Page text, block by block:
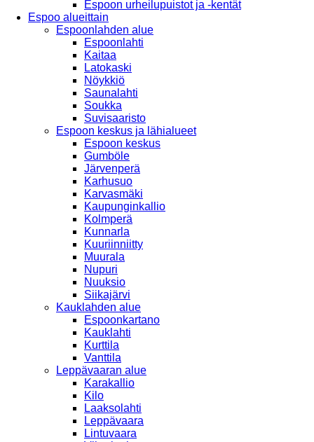
Espoon urheilupuistot ja -kentät
Espoo alueittain
Espoonlahden alue
Espoonlahti
Kaitaa
Latokaski
Nöykkiö
Saunalahti
Soukka
Suvisaaristo
Espoon keskus ja lähialueet
Espoon keskus
Gumböle
Järvenperä
Karhusuo
Karvasmäki
Kaupunginkallio
Kolmperä
Kunnarla
Kuuriinniitty
Muurala
Nupuri
Nuuksio
Siikajärvi
Kauklahden alue
Espoonkartano
Kauklahti
Kurttila
Vanttila
Leppävaaran alue
Karakallio
Kilo
Laaksolahti
Leppävaara
Lintuvaara